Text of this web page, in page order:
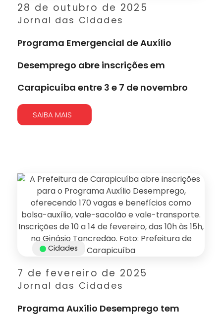
28 de outubro de 2025
Jornal das Cidades
Programa Emergencial de Auxílio
Desemprego abre inscrições em
Carapicuíba entre 3 e 7 de novembro
SAIBA MAIS
7 de fevereiro de 2025
Jornal das Cidades
Cidades
Programa Auxílio Desemprego tem